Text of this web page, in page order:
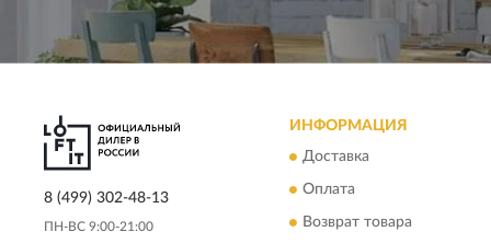
8 (499) 302-48-13
ПН-ВС 9:00-21:00
ИНФОРМАЦИЯ
Доставка
Оплата
Возврат товара